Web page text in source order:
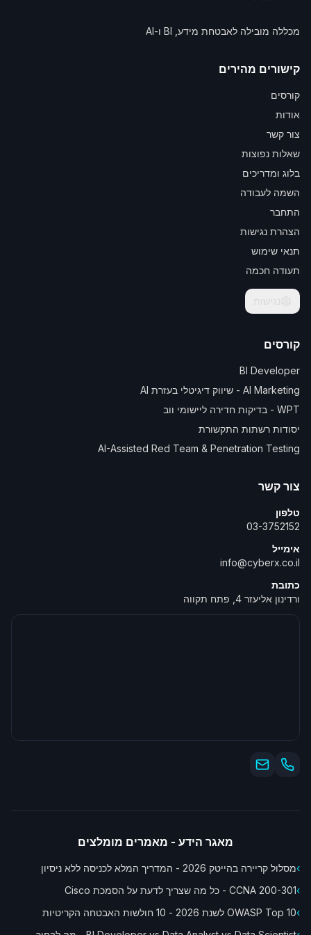
מכללה מובילה לאבטחת מידע, BI ו-AI
קישורים מהירים
קורסים
אודות
צור קשר
שאלות נפוצות
בלוג ומדריכים
השמה לעבודה
התחבר
הצהרת נגישות
תנאי שימוש
תעודה חכמה
קורסים
BI Developer
AI Marketing - שיווק דיגיטלי בעזרת AI
WPT - בדיקות חדירה ליישומי ווב
יסודות רשתות התקשורת
AI-Assisted Red Team & Penetration Testing
צור קשר
טלפון
03-3752152
אימייל
info@cyberx.co.il
כתובת
ורדינון אליעזר 4, פתח תקווה
מאגר הידע - מאמרים מומלצים
›מסלול קריירה בהייטק 2026 - המדריך המלא לכניסה ללא ניסיון
›CCNA 200-301 - כל מה שצריך לדעת על הסמכת Cisco
›OWASP Top 10 לשנת 2026 - 10 חולשות האבטחה הקריטיות